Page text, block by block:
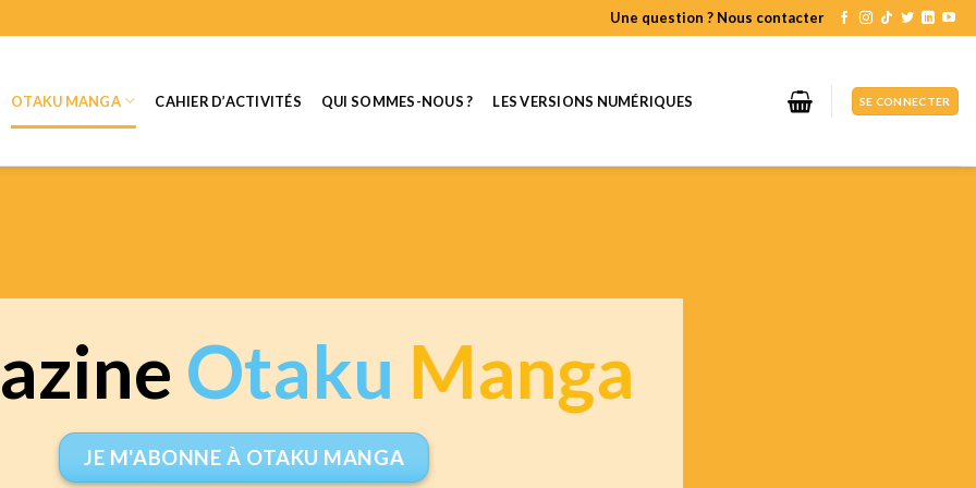
Une question ? Nous contacter
OTAKU MANGA CAHIER D’ACTIVITÉS QUI SOMMES-NOUS ? LES VERSIONS NUMÉRIQUES SE CONNECTER
Otaku Manga
JE M'ABONNE À OTAKU MANGA